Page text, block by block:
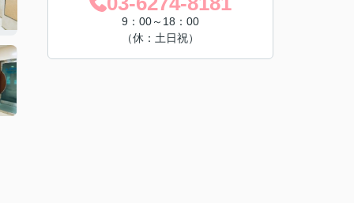
9：00～18：00
（休：土日祝）